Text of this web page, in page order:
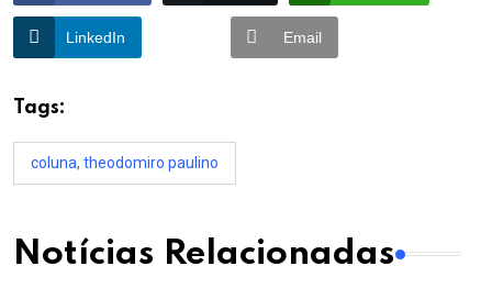
LinkedIn Email
Tags:
coluna, theodomiro paulino
Notícias Relacionadas